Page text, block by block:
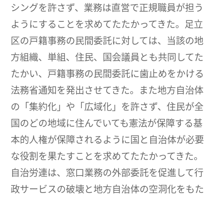
シングを許さず、業務は直営で正規職員が担う
ようにすることを求めてたたかってきた。足立
区の戸籍事務の民間委託に対しては、当該の地
方組織、単組、住民、国会議員とも共同してた
たかい、戸籍事務の民間委託に歯止めをかける
法務省通知を発出させてきた。また地方自治体
の「集約化」や「広域化」を許さず、住民が全
国のどの地域に住んでいても憲法が保障する基
本的人権が保障されるように国と自治体が必要
な役割を果たすことを求めてたたかってきた。
自治労連は、窓口業務の外部委託を促進して行
政サービスの破壊と地方自治体の空洞化をもた